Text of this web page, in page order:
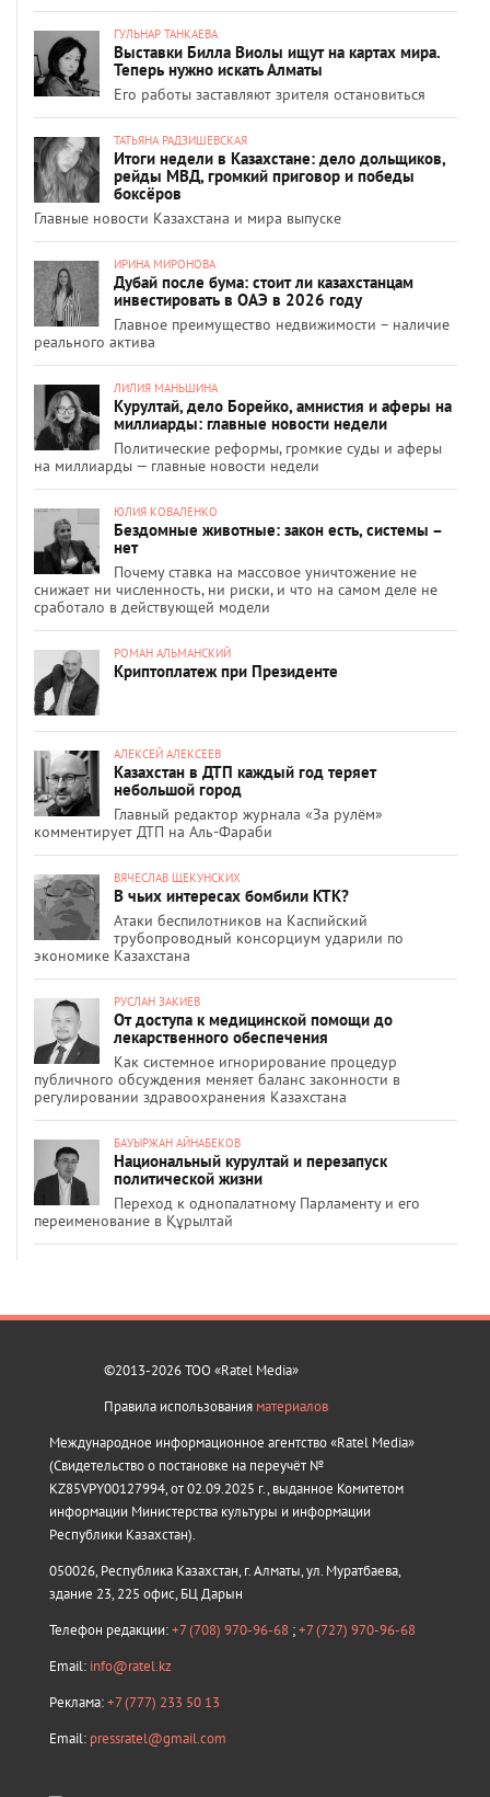
ГУЛЬНАР ТАНКАЕВА
Выставки Билла Виолы ищут на картах мира.
Теперь нужно искать Алматы
Его работы заставляют зрителя остановиться
ТАТЬЯНА РАДЗИШЕВСКАЯ
Итоги недели в Казахстане: дело дольщиков,
рейды МВД, громкий приговор и победы
боксёров
Главные новости Казахстана и мира выпуске
ИРИНА МИРОНОВА
Дубай после бума: стоит ли казахстанцам
инвестировать в ОАЭ в 2026 году
Главное преимущество недвижимости – наличие
реального актива
ЛИЛИЯ МАНЬШИНА
Курултай, дело Борейко, амнистия и аферы на
миллиарды: главные новости недели
Политические реформы, громкие суды и аферы
на миллиарды — главные новости недели
ЮЛИЯ КОВАЛЕНКО
Бездомные животные: закон есть, системы –
нет
Почему ставка на массовое уничтожение не
снижает ни численность, ни риски, и что на самом деле не
сработало в действующей модели
РОМАН АЛЬМАНСКИЙ
Криптоплатеж при Президенте
АЛЕКСЕЙ АЛЕКСЕЕВ
Казахстан в ДТП каждый год теряет
небольшой город
Главный редактор журнала «За рулём»
комментирует ДТП на Аль-Фараби
ВЯЧЕСЛАВ ЩЕКУНСКИХ
В чьих интересах бомбили КТК?
Атаки беспилотников на Каспийский
трубопроводный консорциум ударили по
экономике Казахстана
РУСЛАН ЗАКИЕВ
От доступа к медицинской помощи до
лекарственного обеспечения
Как системное игнорирование процедур
публичного обсуждения меняет баланс законности в
регулировании здравоохранения Казахстана
БАУЫРЖАН АЙНАБЕКОВ
Национальный курултай и перезапуск
политической жизни
Переход к однопалатному Парламенту и его
переименование в Құрылтай
©2013-2026 ТОО «Ratel Media»
Правила использования материалов
Международное информационное агентство «Ratel Media»
(Свидетельство о постановке на переучёт №
KZ85VPY00127994, от 02.09.2025 г., выданное Комитетом
информации Министерства культуры и информации
Республики Казахстан).
050026, Республика Казахстан, г. Алматы, ул. Муратбаева,
здание 23, 225 офис, БЦ Дарын
Телефон редакции:+7 (708) 970-96-68 ;+7 (727) 970-96-68
Email: info@ratel.kz
Реклама:+7 (777) 233 50 13
Email: pressratel@gmail.com